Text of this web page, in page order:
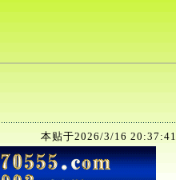
本贴于2026/3/16 20:37:41